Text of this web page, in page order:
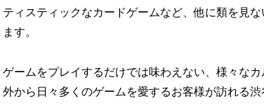
ティスティックなカードゲームなど、他に類を見
ます。
ゲームをプレイするだけでは味わえない、様々な
外から日々多くのゲームを愛するお客様が訪れる渋